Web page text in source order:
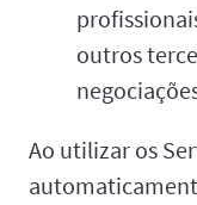
outros
Ao utilizar os